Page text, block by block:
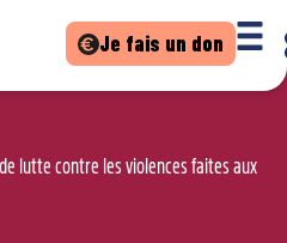
Je fais un don
lutte contre les violences faites aux